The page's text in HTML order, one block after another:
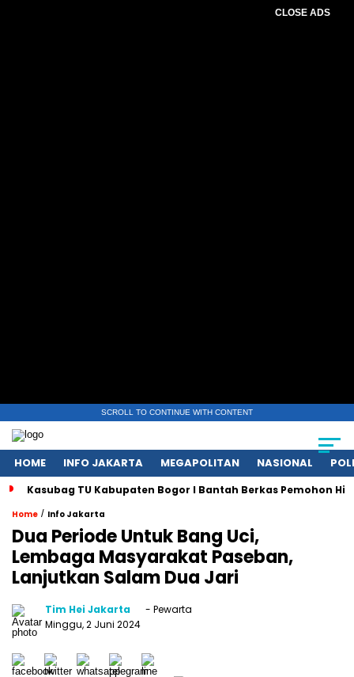
CLOSE ADS
SCROLL TO CONTINUE WITH CONTENT
HOME INFO JAKARTA MEGAPOLITAN NASIONAL
Kasubag TU Kabupaten Bogor I Bantah Berkas Pemohon
Home / Info Jakarta
Dua Periode Untuk Bang Uci,
Lembaga Masyarakat Paseban,
Lanjutkan Salam Dua Jari
Tim Hei Jakarta
- Pewarta
Minggu, 2 Juni 2024